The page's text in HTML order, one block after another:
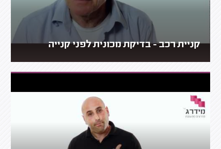
קניית רכב - בדיקת מכונית לפני קנייה